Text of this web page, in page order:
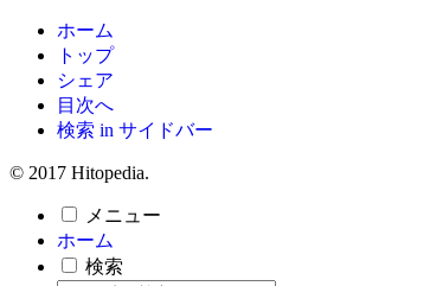
ホーム
トップ
シェア
目次へ
検索 in サイドバー
© 2017 Hitopedia.
メニュー
ホーム
検索